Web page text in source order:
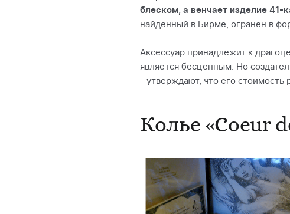
блеском, а венчает изделие 41-
найденный в Бирме, огранен в
Аксессуар принадлежит к
является бесценным. Но
- утверждают, что его стоимость
Колье «Coeur